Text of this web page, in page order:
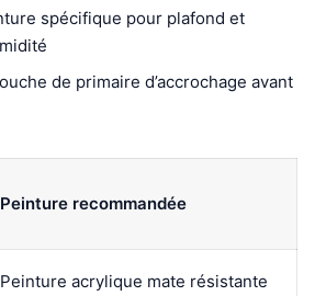
spécifique pour plafond et
de primaire d’accrochage avant
Peinture recommandée
Peinture acrylique mate résistante